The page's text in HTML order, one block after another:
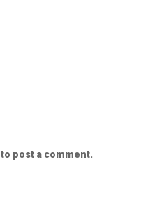
to post a comment.